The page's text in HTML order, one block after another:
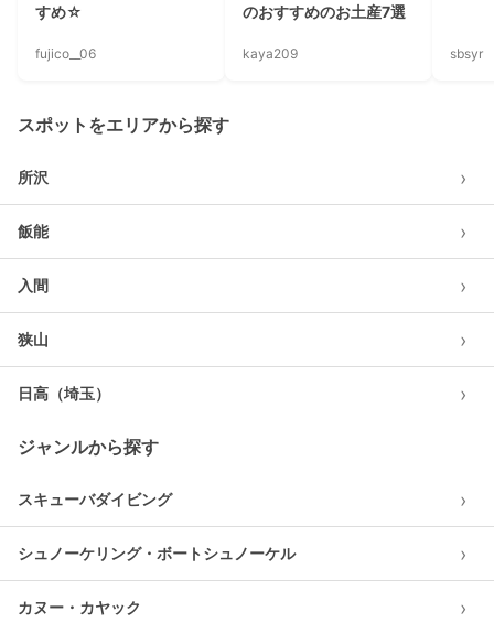
すめ☆
fujico__06
のおすすめのお土産7選
kaya209 sbsyr
スポットをエリアから探す
所沢 ›
飯能 ›
入間 ›
狭山 ›
日高（埼玉） ›
ジャンルから探す
スキューバダイビング ›
シュノーケリング・ボートシュノーケル ›
カヌー・カヤック ›